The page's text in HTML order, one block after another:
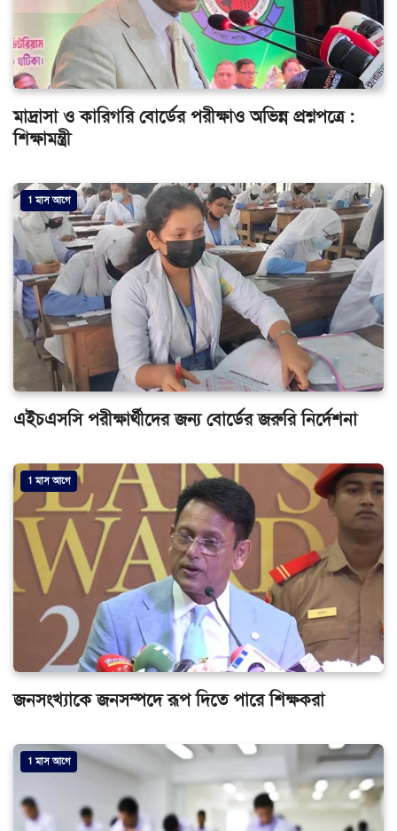
মাদ্রাসা ও কারিগরি বোর্ডের পরীক্ষাও অভিন্ন প্রশ্নপত্রে :
শিক্ষামন্ত্রী
1 মাস আগে
এইচএসসি পরীক্ষার্থীদের জন্য বোর্ডের জরুরি নির্দেশনা
1 মাস আগে
জনসংখ্যাকে জনসম্পদে রূপ দিতে পারে শিক্ষকরা
1 মাস আগে